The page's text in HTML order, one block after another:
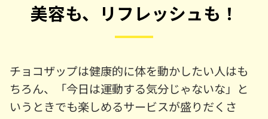
美容も、リフレッシュも！
チョコザップは健康的に体を動かしたい人はも
ちろん、「今日は運動する気分じゃないな」と
いうときでも楽しめるサービスが盛りだくさ